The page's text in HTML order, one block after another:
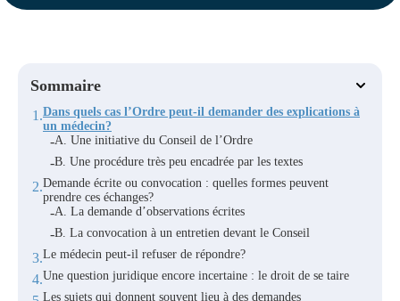
Sommaire
Dans quels cas l’Ordre peut-il demander des explications à
un médecin?
A. Une initiative du Conseil de l’Ordre
B. Une procédure très peu encadrée par les textes
Demande écrite ou convocation : quelles formes peuvent
prendre ces échanges?
A. La demande d’observations écrites
B. La convocation à un entretien devant le Conseil
Le médecin peut-il refuser de répondre?
Une question juridique encore incertaine : le droit de se taire
Les sujets qui donnent souvent lieu à des demandes